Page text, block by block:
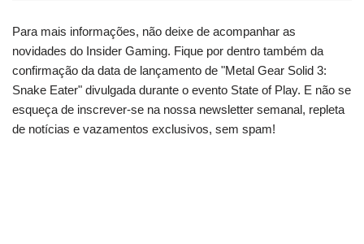
Para mais informações, não deixe de acompanhar as
novidades do Insider Gaming. Fique por dentro também da
confirmação da data de lançamento de "Metal Gear Solid 3:
Snake Eater" divulgada durante o evento State of Play. E não se
esqueça de inscrever-se na nossa newsletter semanal, repleta
de notícias e vazamentos exclusivos, sem spam!